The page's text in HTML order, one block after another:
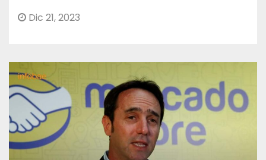
Dic 21, 2023